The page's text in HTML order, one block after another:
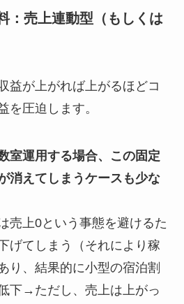
：売上連動型（もしくは
益が上がれば上がるほどコ
を圧迫します。
室運用する場合、この固定
消えてしまうケースも少な
売上0という事態を避けるた
げてしまう（それにより稼
り、結果的に小型の宿泊割
下→ただし、売上は上がっ